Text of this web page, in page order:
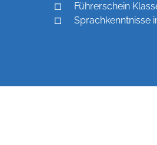
Führerschein
Sprachkenntnisse